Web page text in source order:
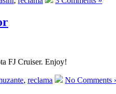
FJ Cruiser. Enjoy!
, reclama
No Comments